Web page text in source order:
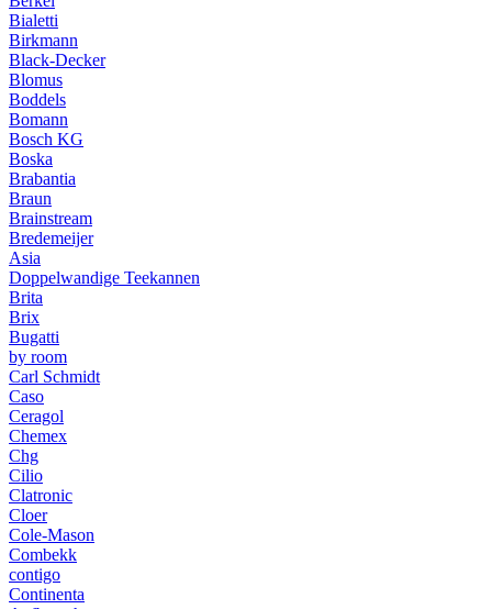
Bialetti
Birkmann
Black-Decker
Blomus
Boddels
Bomann
Bosch KG
Boska
Brabantia
Braun
Brainstream
Bredemeijer
Asia
Doppelwandige Teekannen
Brita
Brix
Bugatti
by room
Carl Schmidt
Caso
Ceragol
Chemex
Chg
Cilio
Clatronic
Cloer
Cole-Mason
Combekk
contigo
Continenta